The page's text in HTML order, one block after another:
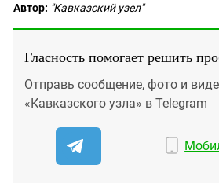
Автор: "Кавказский узел"
Гласность помогает решить
Отправь сообщение, фото и
«Кавказского узла» в Telegram